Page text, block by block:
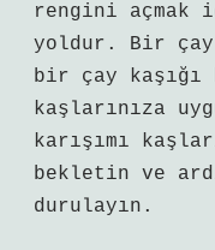
rengini
yoldur. Bir çay
bir çay kaşığı
kaşlarınıza
karışımı
bekletin ve
durulayın.